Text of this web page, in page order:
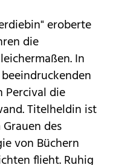
eroberte
die
In
Percival die
Titelheldin ist
des
von Büchern
flieht. Ruhig